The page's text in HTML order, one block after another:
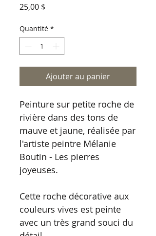
25,00 $
Quantité *
Ajouter au panier
Peinture sur petite roche de
rivière dans des tons de
mauve et jaune, réalisée par
l'artiste peintre Mélanie
Boutin - Les pierres
joyeuses.
Cette roche décorative aux
couleurs vives est peinte
avec un très grand souci du